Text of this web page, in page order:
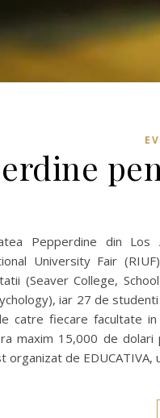
Pepperdine din
University Fair
(Seaver College,
iar 27 de
catre fiecare facultate
maxim 15,000 de
organizat de